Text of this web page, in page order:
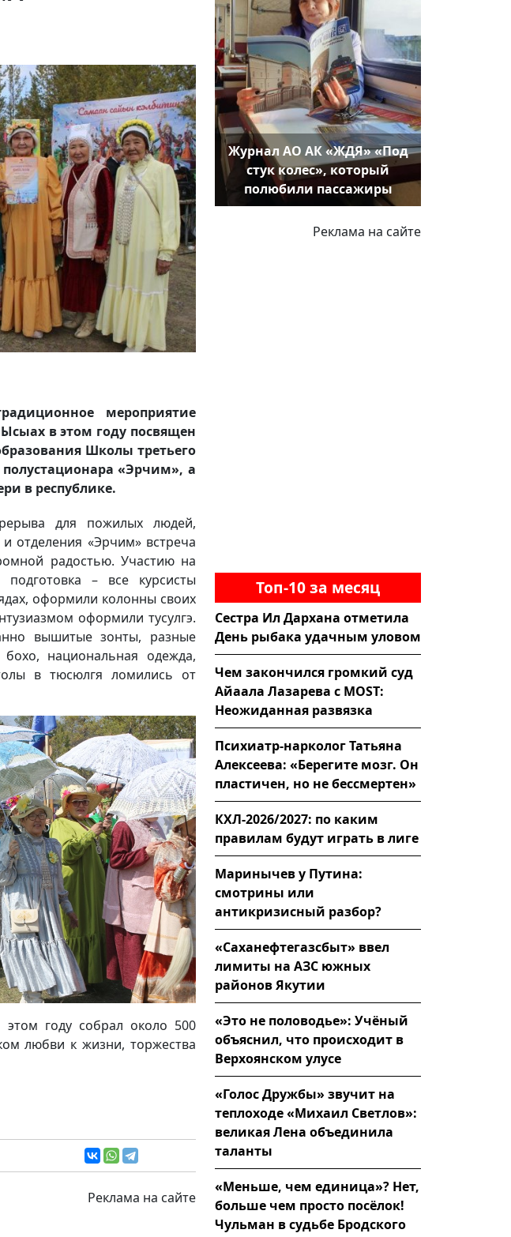
мероприятие
в этом году посвящен
Школы третьего
полустационара «Эрчим», а
в республике.
для пожилых людей,
отделения «Эрчим» встреча
радостью. Участию на
подготовка – все курсисты
оформили колонны своих
оформили тусулгэ.
вышитые зонты, разные
национальная одежда,
в тюсюлгя ломились от
году собрал около 500
любви к жизни, торжества
Реклама на сайте
Журнал АО АК «ЖДЯ» «Под
стук колес», который
полюбили пассажиры
Реклама на сайте
Топ-10 за месяц
Сестра Ил Дархана отметила
День рыбака удачным уловом
Чем закончился громкий суд
Айаала Лазарева с MOST:
Неожиданная развязка
Психиатр-нарколог Татьяна
Алексеева: «Берегите мозг. Он
пластичен, но не бессмертен»
КХЛ-2026/2027: по каким
правилам будут играть в лиге
Маринычев у Путина:
смотрины или
антикризисный разбор?
«Саханефтегазсбыт» ввел
лимиты на АЗС южных
районов Якутии
«Это не половодье»: Учёный
объяснил, что происходит в
Верхоянском улусе
«Голос Дружбы» звучит на
теплоходе «Михаил Светлов»:
великая Лена объединила
таланты
«Меньше, чем единица»? Нет,
больше чем просто посёлок!
Чульман в судьбе Бродского